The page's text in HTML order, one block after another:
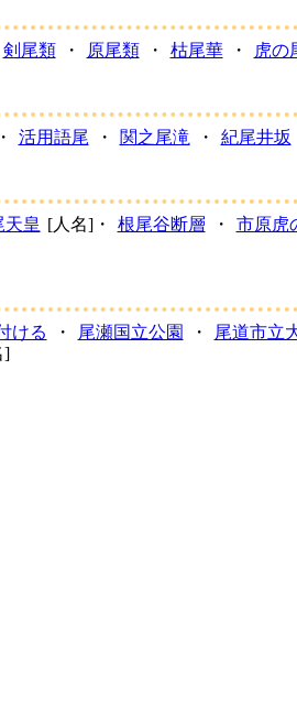
剣尾類 ・ 原尾類 ・ 枯尾華 ・ 虎の
・ 活用語尾 ・ 関之尾滝 ・ 紀尾井坂
天皇 [人名]・ 根尾谷断層 ・ 市原虎
ける ・ 尾瀬国立公園 ・ 尾道市立
]